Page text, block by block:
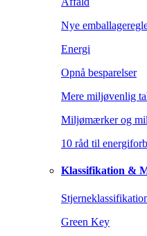
Nye
Energi
Opnå besparelser
Mere miljøvenlig
Miljømærker og
10 råd til
Klassifikation &
Green Key